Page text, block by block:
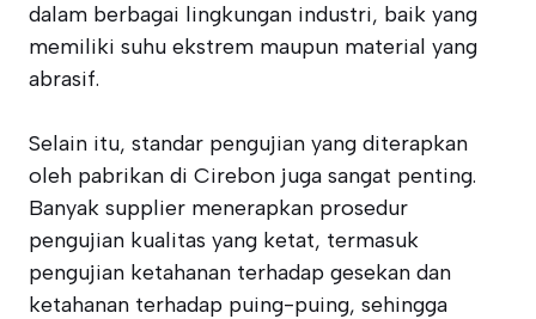
dalam berbagai lingkungan industri, baik yang
memiliki suhu ekstrem maupun material yang
abrasif.
Selain itu, standar pengujian yang diterapkan
oleh pabrikan di Cirebon juga sangat penting.
Banyak supplier menerapkan prosedur
pengujian kualitas yang ketat, termasuk
pengujian ketahanan terhadap gesekan dan
ketahanan terhadap puing-puing, sehingga